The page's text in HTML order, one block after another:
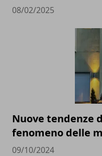
08/02/2025
Nuove tendenze
fenomeno delle
09/10/2024